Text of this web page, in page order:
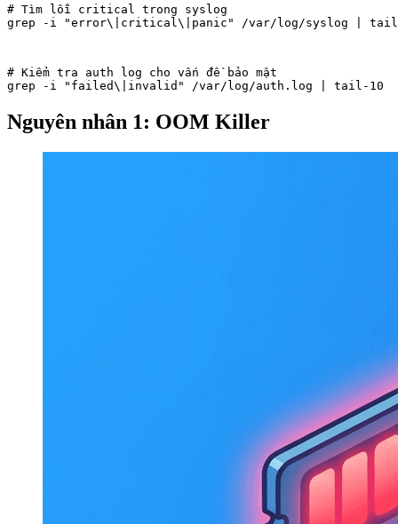
# Tìm lỗi critical trong syslog
grep -i "error\|critical\|panic" /var/log/syslog | tail
# Kiểm tra auth log cho vấn đề bảo mật
grep -i "failed\|invalid" /var/log/auth.log | tail-10
Nguyên nhân 1: OOM Killer